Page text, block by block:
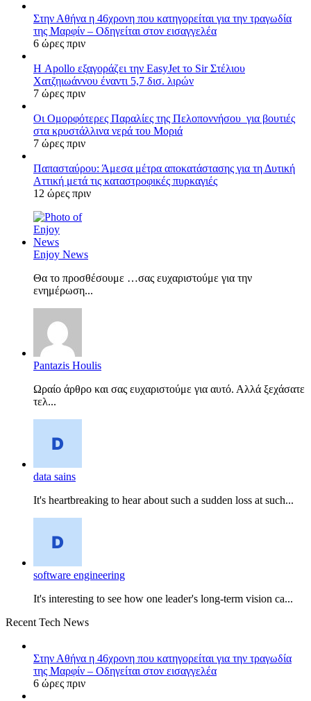
Στην Αθήνα η 46χρονη που κατηγορείται για την τραγωδία
της Μαρφίν – Οδηγείται στον εισαγγελέα
6 ώρες πριν
Η Apollo εξαγοράζει την EasyJet το Sir Στέλιου
Χατζηιωάννου έναντι 5,7 δισ. λιρών
7 ώρες πριν
Οι Ομορφότερες Παραλίες της Πελοποννήσου για βουτιές
στα κρυστάλλινα νερά του Μοριά
7 ώρες πριν
Παπασταύρου: Άμεσα μέτρα αποκατάστασης για τη Δυτική
Αττική μετά τις καταστροφικές πυρκαγιές
12 ώρες πριν
Enjoy News
Θα το προσθέσουμε …σας ευχαριστούμε για την
ενημέρωση...
Pantazis Houlis
Ωραίο άρθρο και σας ευχαριστούμε για αυτό. Αλλά ξεχάσατε
τελ...
data sains
It's heartbreaking to hear about such a sudden loss at such...
software engineering
It's interesting to see how one leader's long-term vision ca...
Recent Tech News
Στην Αθήνα η 46χρονη που κατηγορείται για την τραγωδία
της Μαρφίν – Οδηγείται στον εισαγγελέα
6 ώρες πριν